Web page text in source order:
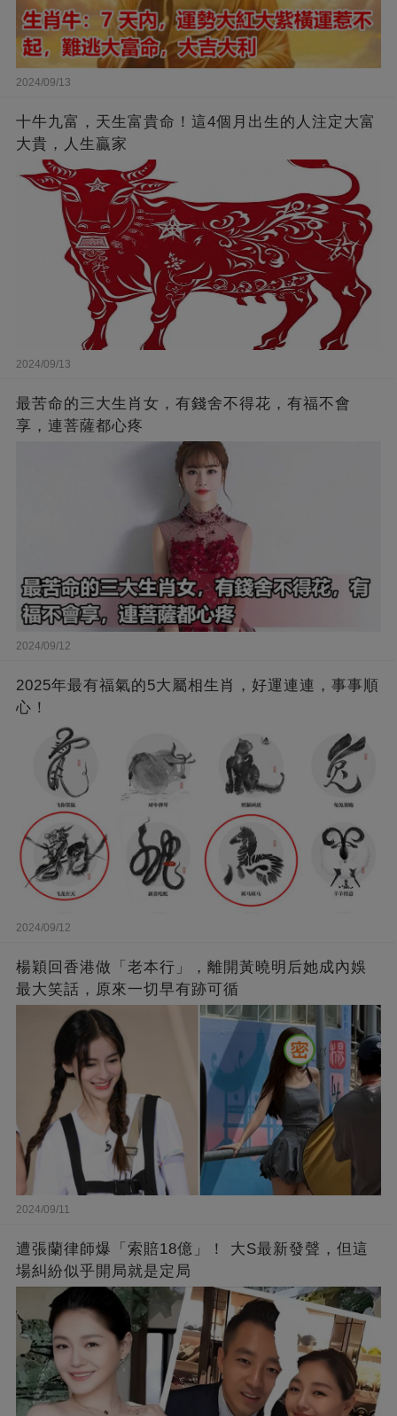
2024/09/13
十牛九富，天生富貴命！這4個月出生的人注定大富
大貴，人生贏家
2024/09/13
最苦命的三大生肖女，有錢舍不得花，有福不會
享，連菩薩都心疼
2024/09/12
2025年最有福氣的5大屬相生肖，好運連連，事事順
心！
2024/09/12
楊穎回香港做「老本行」，離開黃曉明后她成內娛
最大笑話，原來一切早有跡可循
2024/09/11
遭張蘭律師爆「索賠18億」！ 大S最新發聲，但這
場糾紛似乎開局就是定局